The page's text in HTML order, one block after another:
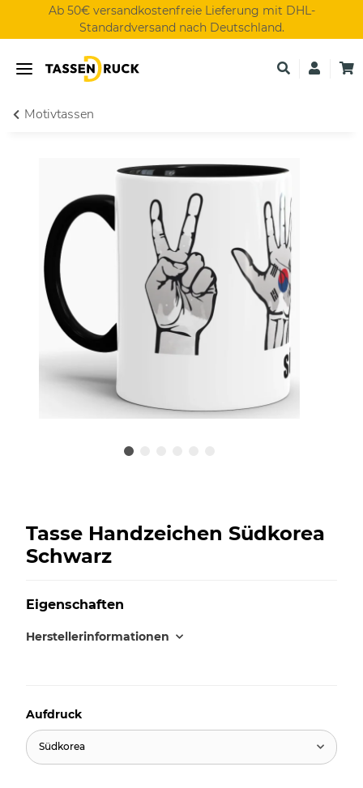
Ab 50€ versandkostenfreie Lieferung mit DHL-
Standardversand nach Deutschland.
Motivtassen
Tasse Handzeichen Südkorea
Schwarz
Eigenschaften
Herstellerinformationen
Aufdruck
Südkorea